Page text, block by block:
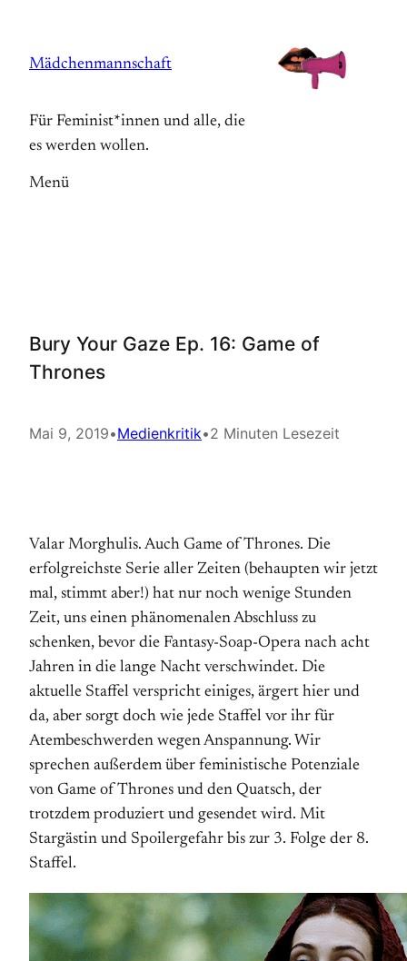
springen
Mädchenmannschaft
Für Feminist*innen und alle, die
es werden wollen.
Menü
Bury Your Gaze Ep. 16: Game of
Thrones
Mai 9, 2019•Medienkritik•2 Minuten Lesezeit
Valar Morghulis. Auch Game of Thrones. Die
erfolgreichste Serie aller Zeiten (behaupten wir jetzt
mal, stimmt aber!) hat nur noch wenige Stunden
Zeit, uns einen phänomenalen Abschluss zu
schenken, bevor die Fantasy-Soap-Opera nach acht
Jahren in die lange Nacht verschwindet. Die
aktuelle Staffel verspricht einiges, ärgert hier und
da, aber sorgt doch wie jede Staffel vor ihr für
Atembeschwerden wegen Anspannung. Wir
sprechen außerdem über feministische Potenziale
von Game of Thrones und den Quatsch, der
trotzdem produziert und gesendet wird. Mit
Stargästin und Spoilergefahr bis zur 3. Folge der 8.
Staffel.